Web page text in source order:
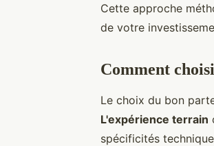
Cette approche
de votre
Comment
Le choix du bon
L'expérience terrain
spécificités